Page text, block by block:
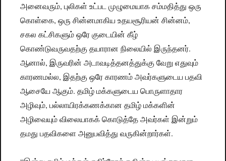
அனைவரும், புலிகள் உட்பட முழுமையாக சம்மதித்து ஒரு
கொள்கை, ஒரு சின்னமாகிய உதயசூரியன் சின்னம்,
சகல கட்சிகளும் ஒரே குடையின் கீழ்
கொண்டுவருவதற்கு தயாரான நிலையில் இருந்தனர்.
ஆனால், இருவரின் அடாவடித்தனத்துக்கு வேறு எதுவும்
காரணமல்ல, இதற்கு ஒரே காரணம் அவர்களுடைய பதவி
ஆசையே ஆகும். தமிழ் மக்களுடைய பொருளாதார
அழிவும், பல்லாயிரக்கணக்கான தமிழ் மக்களின்
அழிவையும் விலையாகக் கொடுத்தே அவர்கள் இன்றும்
தமது பதவிகளை அனுபவித்து வருகின்றார்கள்.